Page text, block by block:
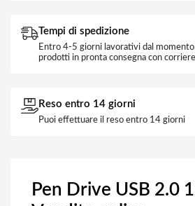
Tempi di spedizione
Entro 4-5 giorni lavorativi dal
prodotti in pronta consegna con
Reso entro 14 giorni
Puoi effettuare il reso entro 14 giorni
Pen Drive USB 2.0